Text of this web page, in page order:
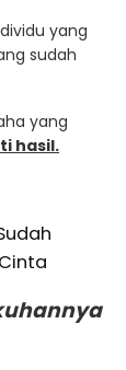
yang
sudah
yang
hasil.